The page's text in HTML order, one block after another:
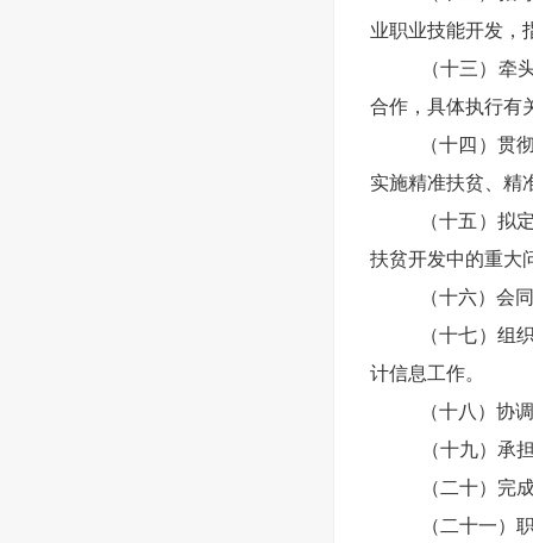
业职业技能开发，
（十三）牵
合作，具体执行有
（十四）贯
实施精准扶贫、精
（十五）拟
扶贫开发中的重大
（十六）会
（十七）组
计信息工作。
（十八）协
（十九）承
（二十）完
（二十一）